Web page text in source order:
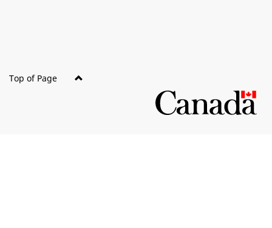
Top of Page